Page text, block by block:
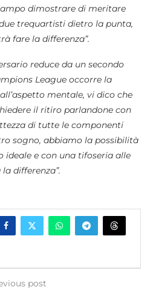
dimostrare di meritare
trequartisti dietro la punta,
fare la differenza”.
reduce da un secondo
League occorre la
mentale, vi dico che
il ritiro parlandone con
di tutte le componenti
sogno, abbiamo la possibilità
ideale e con una tifoseria alle
differenza”.
post